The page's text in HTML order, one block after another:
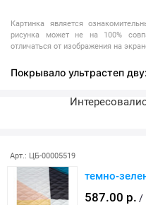
Картинка является
рисунка может не на 100%
отличаться от изображения на
Покрывало ультрастеп
Арт.: ЦБ-00005519
темно-
587.00 р. /